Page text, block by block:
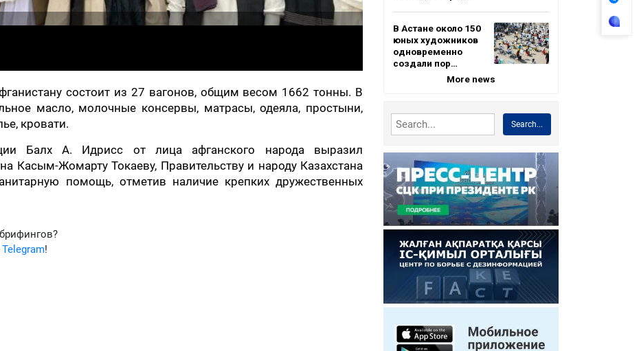
состоит из 27 вагонов, общим весом 1662 тонны. В
масло, молочные консервы, матрасы, одеяла, простыни,
кровати.
Балх А. Идрисс от лица афганского народа выразил
Касым-Жомарту Токаеву, Правительству и народу Казахстана
помощь, отметив наличие крепких дружественных
!
В Астане около 150
юных художников
одновременно
создали пор…
More news
Search...